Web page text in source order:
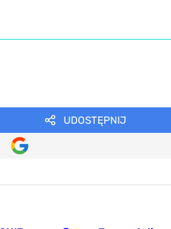
UDOSTĘPNIJ